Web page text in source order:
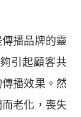
播品牌的靈
引起顧客共
播效果。然
老化，喪失